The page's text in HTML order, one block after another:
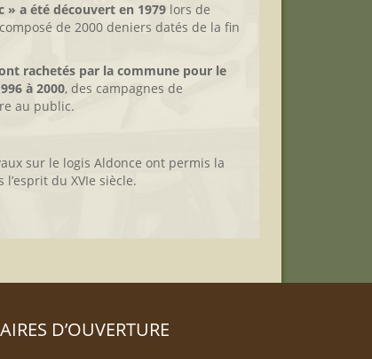
» a été découvert en 1979 lors de
de 2000 deniers datés de la fin
rachetés par la commune pour le
à 2000, des campagnes de
au public.
sur le logis Aldonce ont permis la
du XVIe siècle.
D’OUVERTURE